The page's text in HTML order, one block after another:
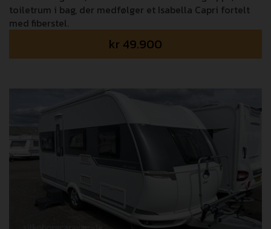
toiletrum i bag, der medfølger et Isabella Capri fortelt
med fiberstel.
kr 49.900